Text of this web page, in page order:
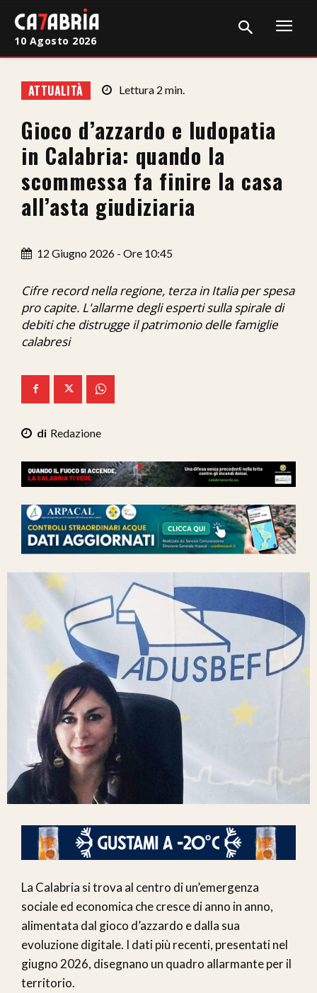
Cronaca
Giudiziaria
Politica
Sport
Sanità
Economia
Ita-Mondo
We Calabria
10 Agosto 2026
ATTUALITÀ Lettura 2 min.
Gioco d’azzardo e ludopatia
in Calabria: quando la
scommessa fa finire la casa
all’asta giudiziaria
12 Giugno 2026 - Ore 10:45
Cifre record nella regione, terza in Italia per spesa
pro capite. L'allarme degli esperti sulla spirale di
debiti che distrugge il patrimonio delle famiglie
calabresi
Redazione
La Calabria si trova al centro di un’emergenza
sociale ed economica che cresce di anno in anno,
alimentata dal gioco d’azzardo e dalla sua
evoluzione digitale. I dati più recenti, presentati nel
giugno 2026, disegnano un quadro allarmante per il
territorio.